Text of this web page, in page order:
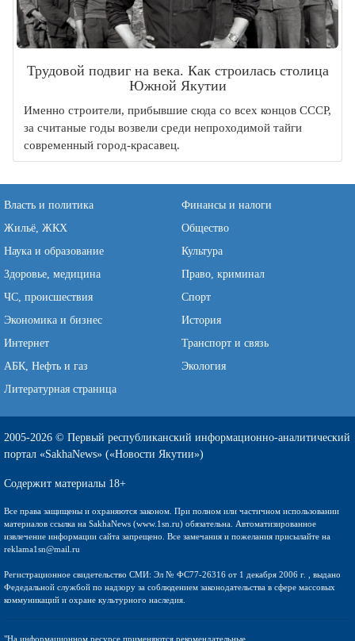
Трудовой подвиг на века. Как строилась столица
Южной Якутии
Именно строители, прибывшие сюда со всех концов СССР,
за считаные годы возвели среди непроходимой тайги
современный город-красавец.
Власть и политика
Финансы и налоги
Жильё, ЖКХ
Общество
Наука и образование
Культура
Здоровье, медицина
Право, криминал
ЧС, происшествия
Спорт
Экономика и бизнес
История
Интернет
Транспорт и связь
АБК, Нефть и газ
Экология
Литературная страница
2005-2026 © Первый республиканский информационно-аналитический
портал «SakhaNews» («Новости Якутии»)
Содержит материалы 18+
Все права защищены и охраняются законом. При полном или частичном использовании
материалов ссылка на SakhaNews (www.1sn.ru) обязательна. Автоматизированное
извлечение информации сайта запрещено. Все замечания и пожелания присылайте на
reklama1sn@mail.ru
Регистрационное свидетельство СМИ: Эл № ФС77-26316 от 1 декабря 2006 г. , выдано
Федедальной службой по надзору за соблюдением законодательства в сфере массовых
коммуникаций и охране культурного наследия.
"На информационном ресурсе применяются рекомендательные